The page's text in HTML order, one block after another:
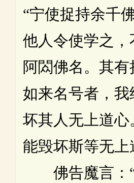
“宁使捉持余千
他人令使学之，
阿閦佛名。其有
如来名号者，我
坏其人无上道心
能毁坏斯等无上
佛告魔言：“